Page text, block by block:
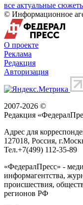
все актуальные
© Информационное
О проекте
Реклама
Редакция
Авторизация
2007-2026 ©
Редакция «
Адрес для
127018, Россия, г.
Тел.+7(499) 112-35-89
«ФедералПресс» -
информагентства,
происшествия,
регионов РФ